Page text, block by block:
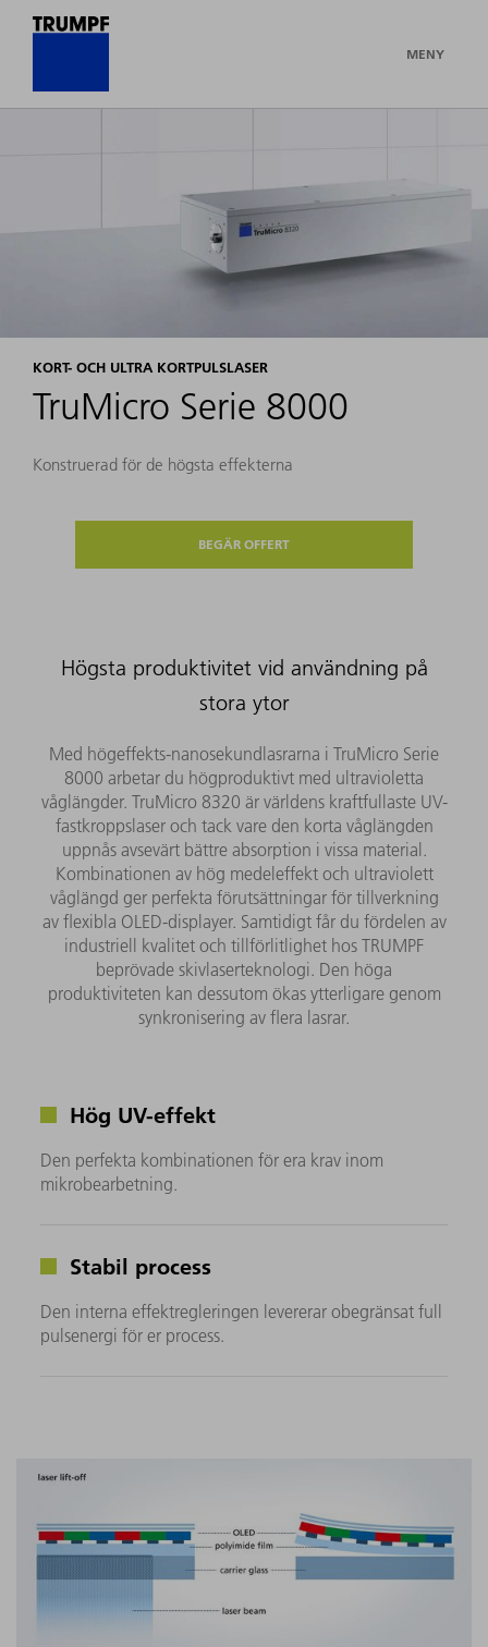
MENY
KORT- OCH ULTRA KORTPULSLASER
TruMicro Serie 8000
Konstruerad för de högsta effekterna
BEGÄR OFFERT
Högsta produktivitet vid användning på
stora ytor
Med högeffekts-nanosekundlasrarna i TruMicro Serie
8000 arbetar du högproduktivt med ultravioletta
våglängder. TruMicro 8320 är världens kraftfullaste UV-
fastkroppslaser och tack vare den korta våglängden
uppnås avsevärt bättre absorption i vissa material.
Kombinationen av hög medeleffekt och ultraviolett
våglängd ger perfekta förutsättningar för tillverkning
av flexibla OLED-displayer. Samtidigt får du fördelen av
industriell kvalitet och tillförlitlighet hos TRUMPF
beprövade skivlaserteknologi. Den höga
produktiviteten kan dessutom ökas ytterligare genom
synkronisering av flera lasrar.
Hög UV-effekt
Den perfekta kombinationen för era krav inom
mikrobearbetning.
Stabil process
Den interna effektregleringen levererar obegränsat full
pulsenergi för er process.